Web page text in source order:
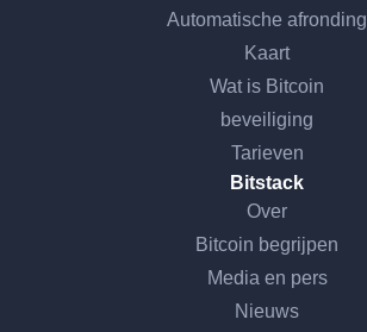
Automatische afronding
Kaart
Wat is Bitcoin
beveiliging
Tarieven
Bitstack
Over
Bitcoin begrijpen
Media en pers
Nieuws